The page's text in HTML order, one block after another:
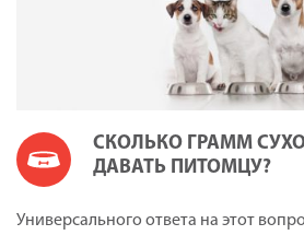
СКОЛЬКО ГРАММ
ДАВАТЬ ПИТОМЦУ?
Универсального ответа на этот